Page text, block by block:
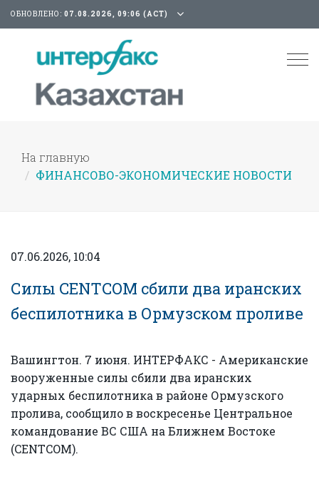
ОБНОВЛЕНО: 07.08.2026, 09:06 (АСТ)
На главную
ФИНАНСОВО-ЭКОНОМИЧЕСКИЕ НОВОСТИ
07.06.2026, 10:04
Силы CENTCOM сбили два иранских
беспилотника в Ормузском проливе
Вашингтон. 7 июня. ИНТЕРФАКС - Американские
вооруженные силы сбили два иранских
ударных беспилотника в районе Ормузского
пролива, сообщило в воскресенье Центральное
командование ВС США на Ближнем Востоке
(CENTCOM).